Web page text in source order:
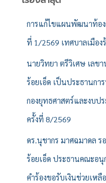
การแก้ไขแผนพัฒนาท้อง
ที่ 1/2569 เทศบาลเมือง
นายวิทยา ตรีวิเศษ เลข
ร้อยเอ็ด เป็นประธานกา
กองยุทธศาสตร์และงบป
ครั้งที่ 8/2569
ดร.นุชากร มาศฉมาดล ร
ร้อยเอ็ด ประธานคณะอ
คำร้องขอรับเงินช่วยเหลื